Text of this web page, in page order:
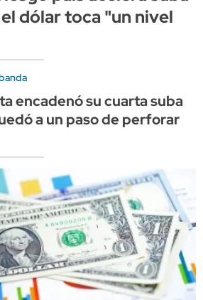
dólar toca "un nivel
encadenó su cuarta suba
a un paso de perforar